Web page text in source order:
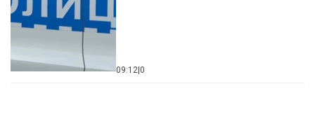
09:12 0